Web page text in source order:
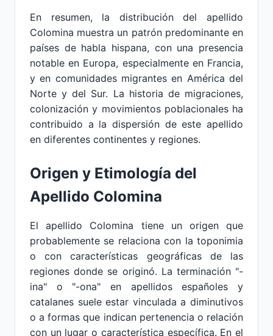
En resumen, la distribución del apellido
Colomina muestra un patrón predominante en
países de habla hispana, con una presencia
notable en Europa, especialmente en Francia,
y en comunidades migrantes en América del
Norte y del Sur. La historia de migraciones,
colonización y movimientos poblacionales ha
contribuido a la dispersión de este apellido
en diferentes continentes y regiones.
Origen y Etimología del
Apellido Colomina
El apellido Colomina tiene un origen que
probablemente se relaciona con la toponimia
o con características geográficas de las
regiones donde se originó. La terminación "-
ina" o "-ona" en apellidos españoles y
catalanes suele estar vinculada a diminutivos
o a formas que indican pertenencia o relación
con un lugar o característica específica. En el